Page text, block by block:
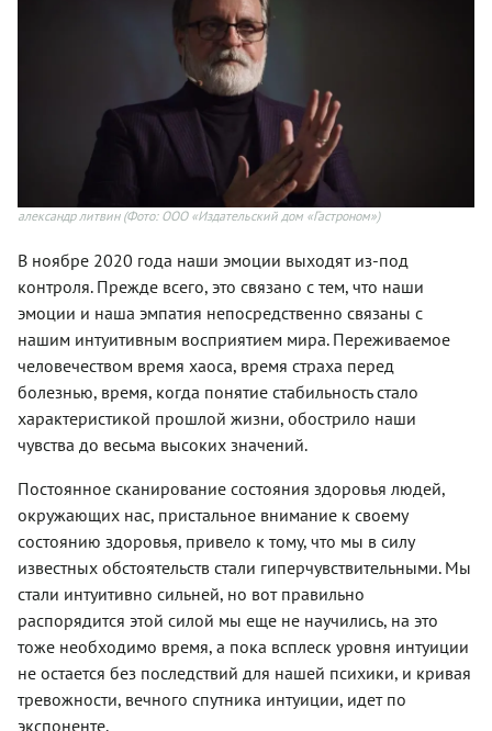
александр литвин(Фото: ООО «Издательский дом «Гастроном»)
В ноябре 2020 года наши эмоции выходят из-под
контроля. Прежде всего, это связано с тем, что наши
эмоции и наша эмпатия непосредственно связаны с
нашим интуитивным восприятием мира. Переживаемое
человечеством время хаоса, время страха перед
болезнью, время, когда понятие стабильность стало
характеристикой прошлой жизни, обострило наши
чувства до весьма высоких значений.
Постоянное сканирование состояния здоровья людей,
окружающих нас, пристальное внимание к своему
состоянию здоровья, привело к тому, что мы в силу
известных обстоятельств стали гиперчувствительными. Мы
стали интуитивно сильней, но вот правильно
распорядится этой силой мы еще не научились, на это
тоже необходимо время, а пока всплеск уровня интуиции
не остается без последствий для нашей психики, и кривая
тревожности, вечного спутника интуиции, идет по
экспоненте.